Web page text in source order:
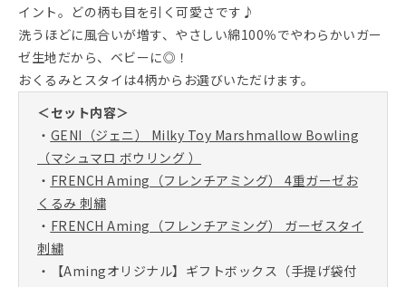
イント。どの柄も目を引く可愛さです♪
洗うほどに風合いが増す、やさしい綿100％でやわらかいガー
ゼ生地だから、ベビーに◎！
おくるみとスタイは4柄からお選びいただけます。
＜セット内容＞
・ GENI（ジェニ） Milky Toy Marshmallow Bowling
（マシュマロ ボウリング ）
・ FRENCH Aming（フレンチアミング） 4重ガーゼお
くるみ 刺繍
・ FRENCH Aming（フレンチアミング） ガーゼスタイ
刺繍
・【Amingオリジナル】ギフトボックス（手提げ袋付